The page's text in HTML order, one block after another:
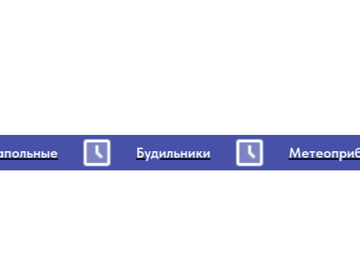
Будильники